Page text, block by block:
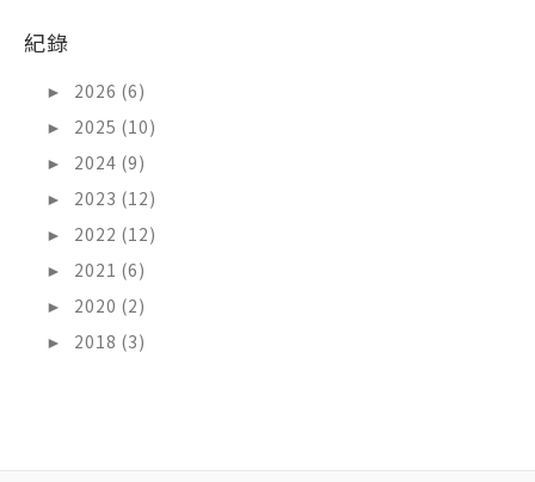
紀錄
►
2026 (6)
►
2025 (10)
►
2024 (9)
►
2023 (12)
►
2022 (12)
►
2021 (6)
►
2020 (2)
►
2018 (3)